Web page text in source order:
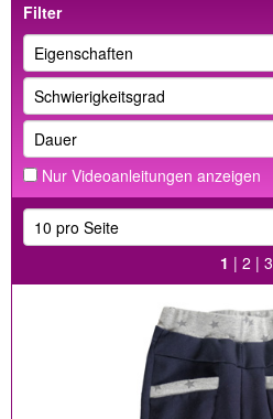
Filter
Nur Videoanleitungen anzeigen
1 | 2 | 3